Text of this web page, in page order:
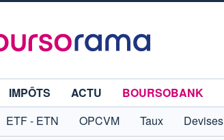
IMPÔTS ACTU
BOURSOBANK
ETF - ETN OPCVM Taux Devises